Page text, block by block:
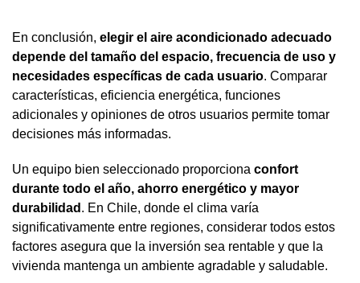
En conclusión, elegir el aire acondicionado adecuado
depende del tamaño del espacio, frecuencia de uso y
necesidades específicas de cada usuario. Comparar
características, eficiencia energética, funciones
adicionales y opiniones de otros usuarios permite tomar
decisiones más informadas.
Un equipo bien seleccionado proporciona confort
durante todo el año, ahorro energético y mayor
durabilidad . En Chile, donde el clima varía
significativamente entre regiones, considerar todos estos
factores asegura que la inversión sea rentable y que la
vivienda mantenga un ambiente agradable y saludable.